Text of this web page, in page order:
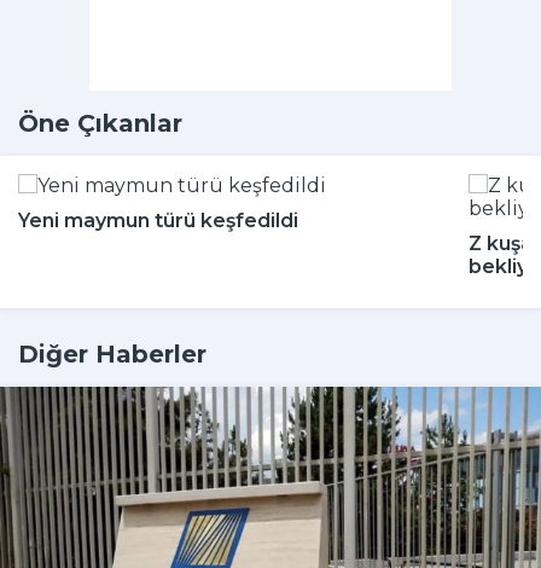
Öne Çıkanlar
Yeni maymun türü keşfedildi
Z
Diğer Haberler